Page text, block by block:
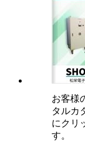
お客様
タルカ
にクリ
す。